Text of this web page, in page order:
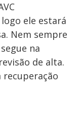
ele estará
Nem sempre
na
de alta.
recuperação